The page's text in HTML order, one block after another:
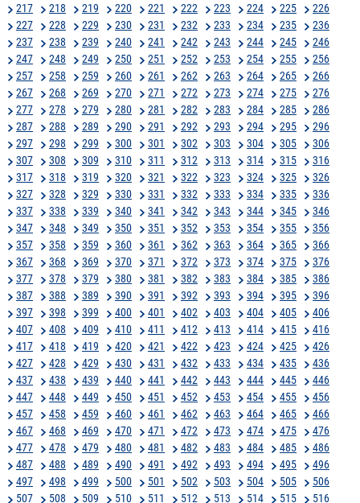
217
218 219 220 221 222 223 224 225
226
227
228 229 230 231 232 233 234 235
236
237
238 239 240 241 242 243 244 245
246
247
248 249 250 251 252 253 254 255
256
257
258 259 260 261 262 263 264 265
266
267
268 269 270 271 272 273 274 275
276
277
278 279 280 281 282 283 284 285
286
287
288 289 290 291 292 293 294 295
296
297
298 299 300 301 302 303 304 305
306
307
308 309 310 311 312 313 314 315
316
317
318 319 320 321 322 323 324 325
326
327
328 329 330 331 332 333 334 335
336
337
338 339 340 341 342 343 344 345
346
347
348 349 350 351 352 353 354 355
356
357
358 359 360 361 362 363 364 365
366
367
368 369 370 371 372 373 374 375
376
377
378 379 380 381 382 383 384 385
386
387
388 389 390 391 392 393 394 395
396
397
398 399 400 401 402 403 404 405
406
407
408 409 410 411 412 413 414 415
416
417
418 419 420 421 422 423 424 425
426
427
428 429 430 431 432 433 434 435
436
437
438 439 440 441 442 443 444 445
446
447
448 449 450 451 452 453 454 455
456
457
458 459 460 461 462 463 464 465
466
467
468 469 470 471 472 473 474 475
476
477
478 479 480 481 482 483 484 485
486
487
488 489 490 491 492 493 494 495
496
497
498 499 500 501 502 503 504 505
506
507
508 509 510 511 512 513 514 515 516